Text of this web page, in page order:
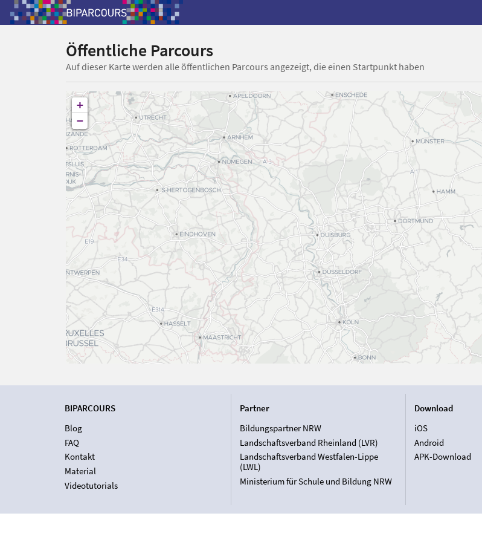
Öffentliche Parcours
Auf dieser Karte werden alle öffentlichen Parcours angezeigt, die einen Startpunkt haben
+
−
BIPARCOURS
Blog
FAQ
Kontakt
Material
Videotutorials
Partner
Bildungspartner NRW
Landschaftsverband Rheinland (LVR)
Landschaftsverband Westfalen-Lippe
(LWL)
Ministerium für Schule und Bildung NRW
Download
iOS
Android
APK-Download